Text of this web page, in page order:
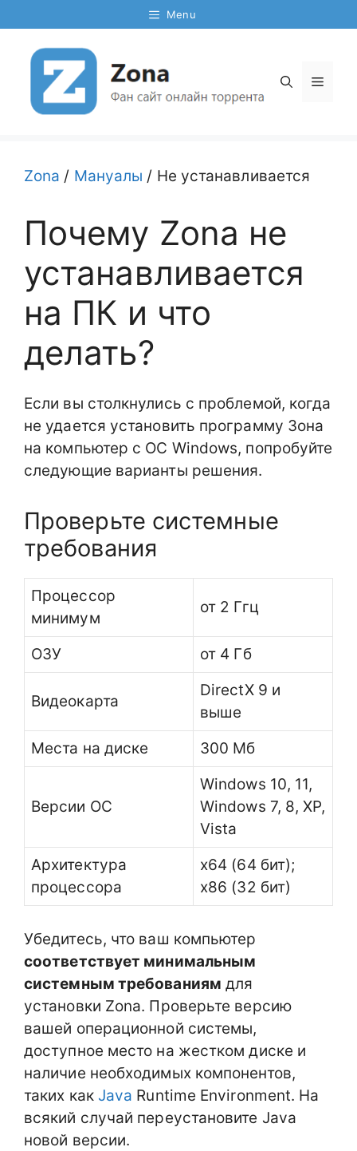
к
содержимому
Menu
Меню
Zona / Мануалы / Не устанавливается
Почему Zona не
устанавливается
на ПК и что
делать?
Если вы столкнулись с проблемой, когда
не удается установить программу Зона
на компьютер с ОС Windows, попробуйте
следующие варианты решения.
Проверьте системные
требования
Процессор
минимум
от 2 Ггц
ОЗУ от 4 Гб
Видеокарта
DirectX 9 и
выше
Места на диске
300 Мб
Версии ОС
Windows 10, 11,
Windows 7, 8, XP,
Vista
Архитектура
процессора
x64 (64 бит);
x86 (32 бит)
Убедитесь, что ваш компьютер
соответствует минимальным
системным требованиям для
установки Zona. Проверьте версию
вашей операционной системы,
доступное место на жестком диске и
наличие необходимых компонентов,
таких как Java Runtime Environment. На
всякий случай переустановите Java
новой версии.